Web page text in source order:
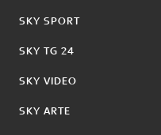
SKY SPORT
SKY TG 24
SKY VIDEO
SKY ARTE